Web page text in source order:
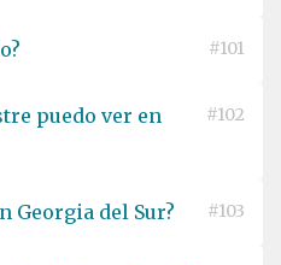
#101
puedo ver en
#102
Georgia del Sur? #103